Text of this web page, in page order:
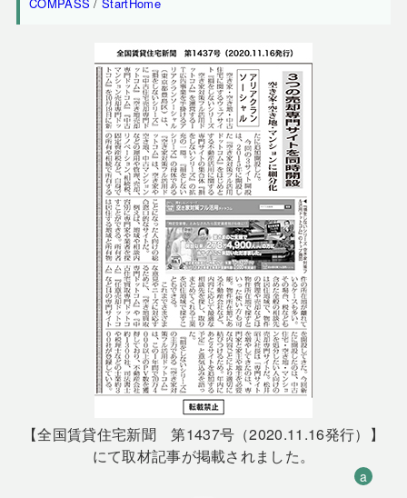
【全国賃貸住宅新聞 第1437号（2020.11.16発行）】
にて取材記事が掲載されました。
a